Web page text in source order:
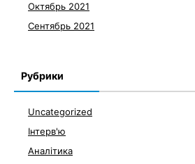
Октябрь 2021
Сентябрь 2021
Рубрики
Uncategorized
Інтерв'ю
Аналітика